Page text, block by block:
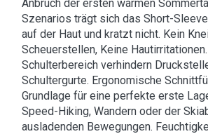
Anbruch der ersten warmen
Szenarios trägt sich das Short-
auf der Haut und kratzt nicht. Kein
Scheuerstellen, Keine
Schulterbereich verhindern
Schultergurte. Ergonomische
Grundlage für eine perfekte erste
Speed-Hiking, Wandern oder der
ausladenden Bewegungen.